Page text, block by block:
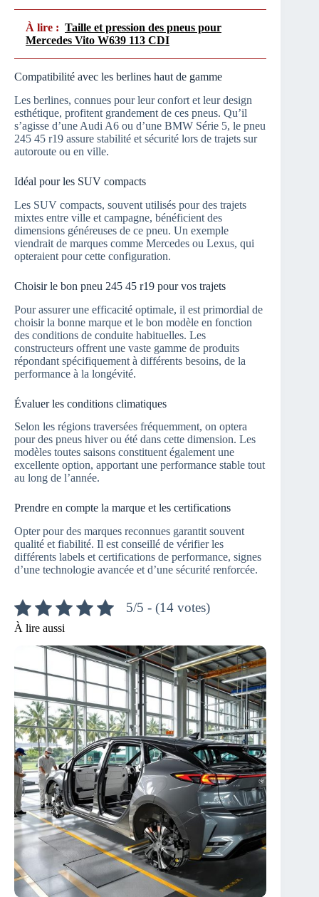
À lire : Taille et pression des pneus pour
Mercedes Vito W639 113 CDI
Compatibilité avec les berlines haut de gamme
Les berlines, connues pour leur confort et leur design
esthétique, profitent grandement de ces pneus. Qu’il
s’agisse d’une Audi A6 ou d’une BMW Série 5, le pneu
245 45 r19 assure stabilité et sécurité lors de trajets sur
autoroute ou en ville.
Idéal pour les SUV compacts
Les SUV compacts, souvent utilisés pour des trajets
mixtes entre ville et campagne, bénéficient des
dimensions généreuses de ce pneu. Un exemple
viendrait de marques comme Mercedes ou Lexus, qui
opteraient pour cette configuration.
Choisir le bon pneu 245 45 r19 pour vos trajets
Pour assurer une efficacité optimale, il est primordial de
choisir la bonne marque et le bon modèle en fonction
des conditions de conduite habituelles. Les
constructeurs offrent une vaste gamme de produits
répondant spécifiquement à différents besoins, de la
performance à la longévité.
Évaluer les conditions climatiques
Selon les régions traversées fréquemment, on optera
pour des pneus hiver ou été dans cette dimension. Les
modèles toutes saisons constituent également une
excellente option, apportant une performance stable tout
au long de l’année.
Prendre en compte la marque et les certifications
Opter pour des marques reconnues garantit souvent
qualité et fiabilité. Il est conseillé de vérifier les
différents labels et certifications de performance, signes
d’une technologie avancée et d’une sécurité renforcée.
5/5 - (14 votes)
À lire aussi